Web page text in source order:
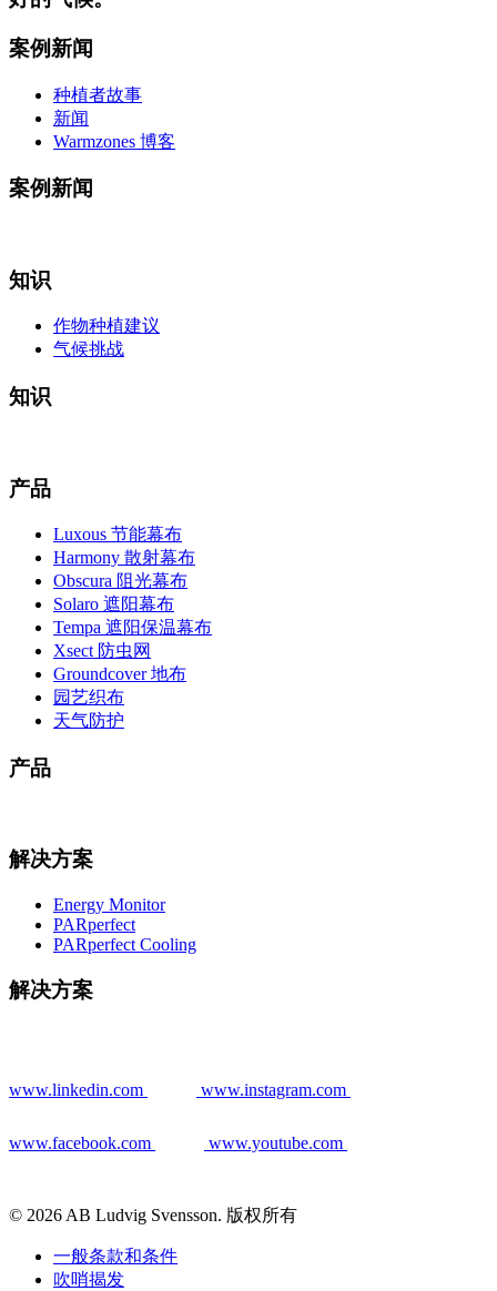
案例新闻
种植者故事
新闻
Warmzones 博客
案例新闻
知识
作物种植建议
气候挑战
知识
产品
Luxous 节能幕布
Harmony 散射幕布
Obscura 阻光幕布
Solaro 遮阳幕布
Tempa 遮阳保温幕布
Xsect 防虫网
Groundcover 地布
园艺织布
天气防护
产品
解决方案
Energy Monitor
PARperfect
PARperfect Cooling
解决方案
www.linkedin.com www.instagram.com
www.facebook.com www.youtube.com
© 2026 AB Ludvig Svensson. 版权所有
一般条款和条件
吹哨揭发